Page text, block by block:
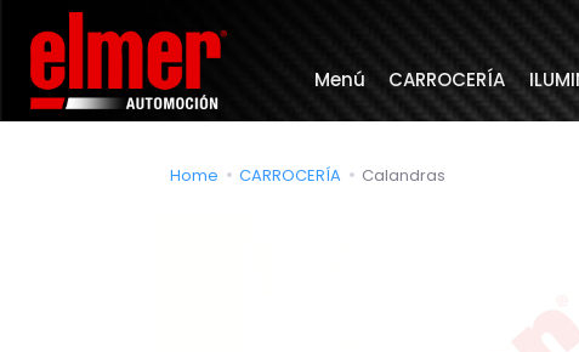
Menú CARROCERÍA
Home CARROCERÍA Calandras